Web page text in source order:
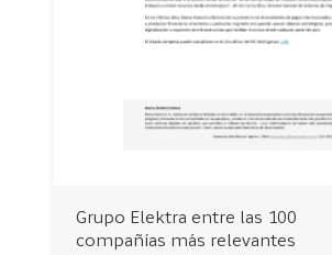
Grupo Elektra entre las 100
compañías más relevantes